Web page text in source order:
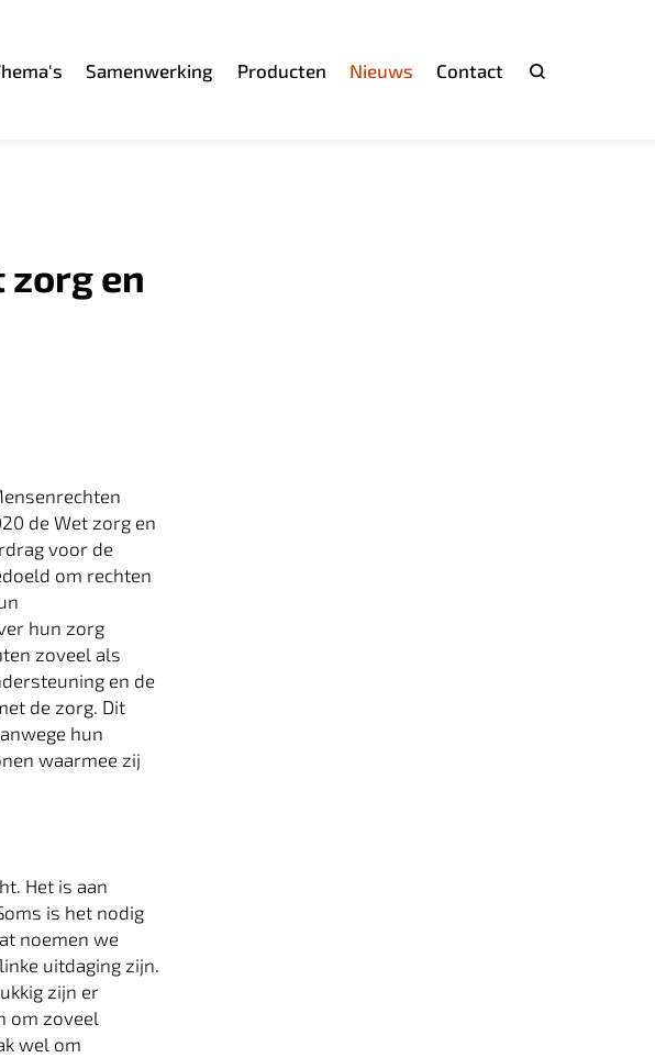
Samenwerking Producten Nieuws Contact
zorg en
de Wet zorg en
voor de
om rechten
hun zorg
zoveel als
en de
de zorg. Dit
hun
waarmee zij
Het is aan
is het nodig
noemen we
uitdaging zijn.
zijn er
om zoveel
wel om